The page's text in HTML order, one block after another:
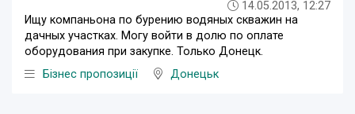
14.05.2013, 12:27
Ищу компаньона по бурению водяных скважин на
дачных участках. Могу войти в долю по оплате
оборудования при закупке. Только Донецк.
Бізнес пропозиції
Донецьк